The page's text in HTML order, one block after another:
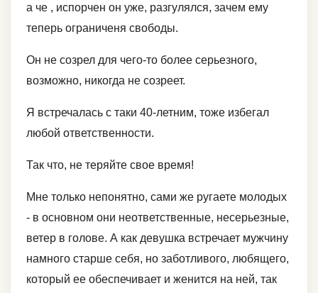
а че , испорчен он уже, разгулялся, зачем ему
теперь ограниченя свободы.
Он не созрел для чего-то более серьезного,
возможно, никогда не созреет.
Я встречалась с таки 40-летним, тоже избегал
любой ответственности.
Так что, не теряйте свое время!
Мне только непонятно, сами же ругаете молодых
- в основном они неответственные, несерьезные,
ветер в голове. А как девушка встречает мужчину
намного старше себя, но заботливого, любящего,
который ее обеспечивает и женится на ней, так